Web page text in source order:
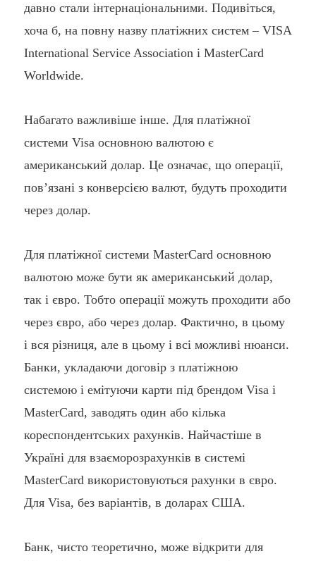
давно стали інтернаціональними. Подивіться,
хоча б, на повну назву платіжних систем – VISA
International Service Association і MasterCard
Worldwide.
Набагато важливіше інше. Для платіжної
системи Visa основною валютою є
американський долар. Це означає, що операції,
пов’язані з конверсією валют, будуть проходити
через долар.
Для платіжної системи MasterCard основною
валютою може бути як американський долар,
так і євро. Тобто операції можуть проходити або
через євро, або через долар. Фактично, в цьому
і вся різниця, але в цьому і всі можливі нюанси.
Банки, укладаючи договір з платіжною
системою і емітуючи карти під брендом Visa і
MasterCard, заводять один або кілька
кореспондентських рахунків. Найчастіше в
Україні для взаєморозрахунків в системі
MasterCard використовуються рахунки в євро.
Для Visa, без варіантів, в доларах США.
Банк, чисто теоретично, може відкрити для